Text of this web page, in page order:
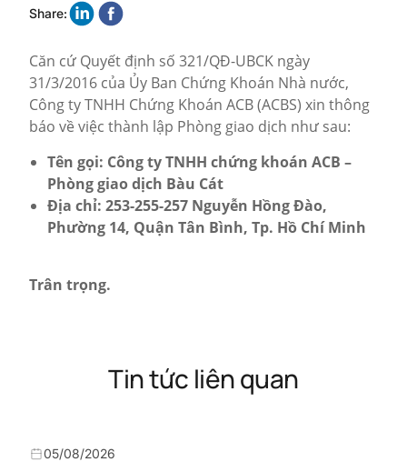
Share:
Căn cứ Quyết định số 321/QĐ-UBCK ngày
31/3/2016 của Ủy Ban Chứng Khoán Nhà nước,
Công ty TNHH Chứng Khoán ACB (ACBS) xin thông
báo về việc thành lập Phòng giao dịch như sau:
Tên gọi: Công ty TNHH chứng khoán ACB –
Phòng giao dịch Bàu Cát
Địa chỉ: 253-255-257 Nguyễn Hồng Đào,
Phường 14, Quận Tân Bình, Tp. Hồ Chí Minh
Trân trọng.
Tin tức liên quan
05/08/2026